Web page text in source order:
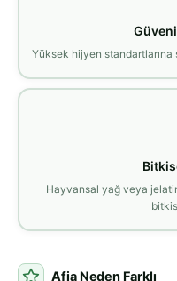
Yüksek hijyen
Hayvansal yağ veya
Afia Neden Farklı